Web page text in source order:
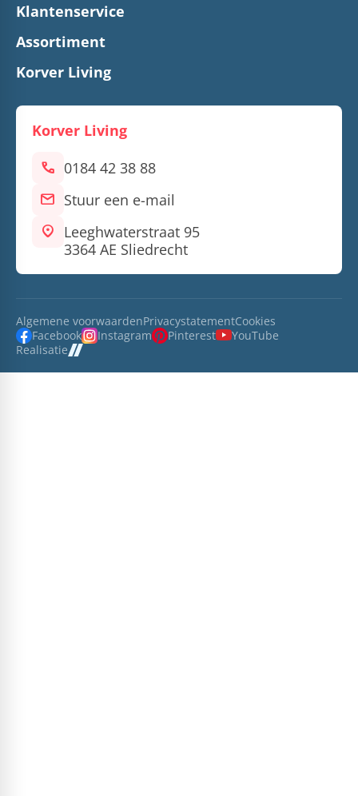
Klantenservice
Assortiment
Korver Living
Korver Living
call 0184 42 38 88
mail Stuur een e-mail
location_on Leeghwaterstraat 95
3364 AE Sliedrecht
Algemene voorwaardenPrivacystatementCookies
Facebook
Instagram Pinterest
YouTube
Realisatie